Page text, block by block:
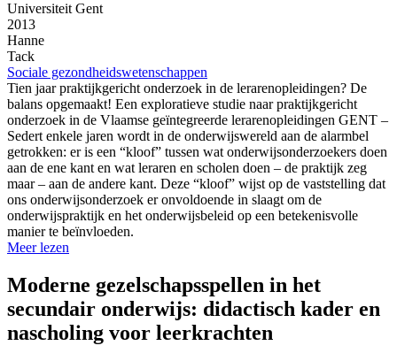
Universiteit Gent
2013
Hanne
Tack
Sociale gezondheidswetenschappen
Tien jaar praktijkgericht onderzoek in de lerarenopleidingen? De
balans opgemaakt! Een exploratieve studie naar praktijkgericht
onderzoek in de Vlaamse geïntegreerde lerarenopleidingen GENT –
Sedert enkele jaren wordt in de onderwijswereld aan de alarmbel
getrokken: er is een “kloof” tussen wat onderwijsonderzoekers doen
aan de ene kant en wat leraren en scholen doen – de praktijk zeg
maar – aan de andere kant. Deze “kloof” wijst op de vaststelling dat
ons onderwijsonderzoek er onvoldoende in slaagt om de
onderwijspraktijk en het onderwijsbeleid op een betekenisvolle
manier te beïnvloeden.
Meer lezen
Moderne gezelschapsspellen in het
secundair onderwijs: didactisch kader en
nascholing voor leerkrachten